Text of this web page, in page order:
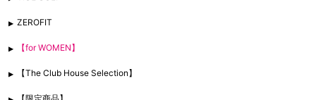
ZEROFIT
【for WOMEN】
【The Club House Selection】